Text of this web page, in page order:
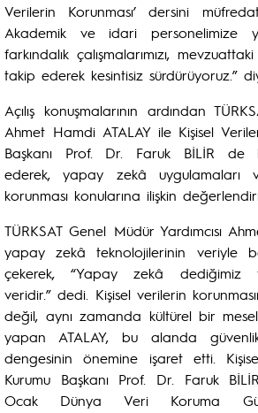
Verilerin Korunması’ dersini
Akademik ve idari personelimize
farkındalık çalışmalarımızı,
takip ederek kesintisiz sürdürüyoruz.”
Açılış konuşmalarının ardından
Ahmet Hamdi ATALAY ile Kişisel
Başkanı Prof. Dr. Faruk BİLİR de
ederek, yapay zekâ uygulamaları
korunması konularına ilişkin
TÜRKSAT Genel Müdür Yardımcısı
yapay zekâ teknolojilerinin veriyle
çekerek, “Yapay zekâ dediğimiz
veridir.” dedi. Kişisel verilerin
değil, aynı zamanda kültürel bir
yapan ATALAY, bu alanda
dengesinin önemine işaret etti.
Kurumu Başkanı Prof. Dr. Faruk
Ocak Dünya Veri Koruma